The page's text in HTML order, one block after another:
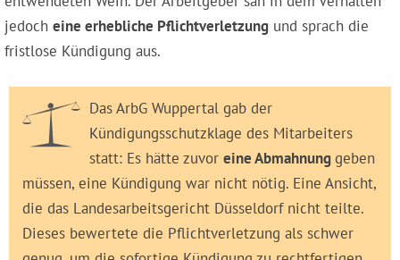
jedoch eine erhebliche Pflichtverletzung und sprach die
fristlose Kündigung aus.
Das ArbG Wuppertal gab der
Kündigungsschutzklage des Mitarbeiters
statt: Es hätte zuvor eine Abmahnunggeben
müssen, eine Kündigung war nicht nötig. Eine Ansicht,
die das Landesarbeitsgericht Düsseldorf nicht teilte.
Dieses bewertete die Pflichtverletzung als schwer